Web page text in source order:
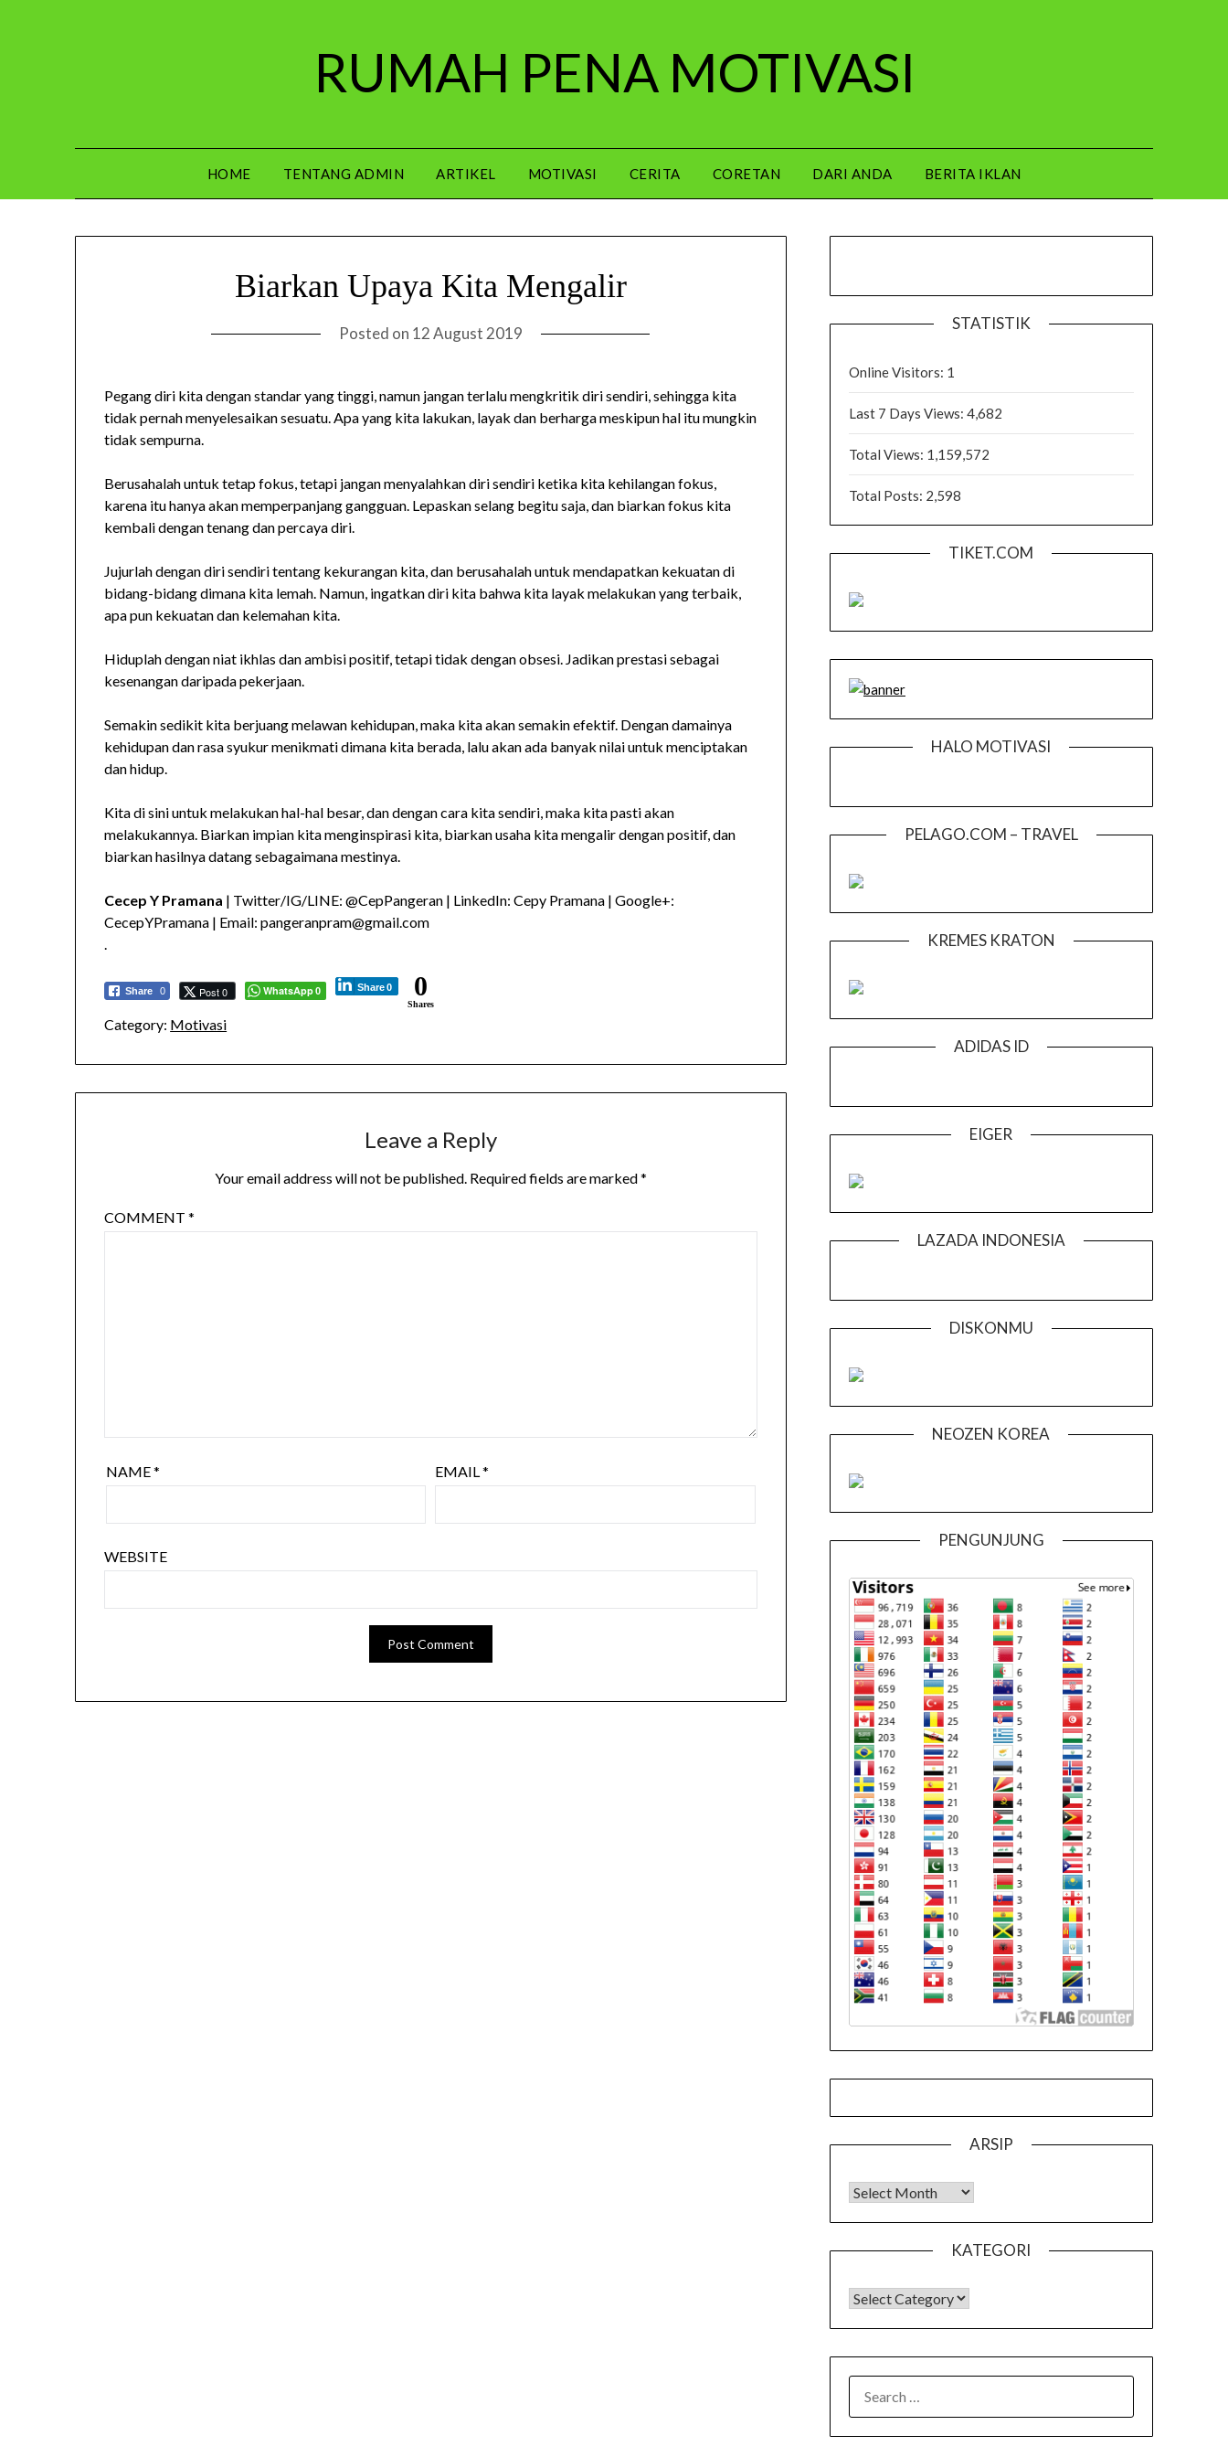
RUMAH PENA MOTIVASI
HOME TENTANG ADMIN ARTIKEL MOTIVASI CERITA CORETAN DARI ANDA BERITA IKLAN
Biarkan Upaya Kita Mengalir
Posted on 12 August 2019
Pegang diri kita dengan standar yang tinggi, namun jangan terlalu mengkritik diri sendiri, sehingga kita
tidak pernah menyelesaikan sesuatu. Apa yang kita lakukan, layak dan berharga meskipun hal itu mungkin
tidak sempurna.
Berusahalah untuk tetap fokus, tetapi jangan menyalahkan diri sendiri ketika kita kehilangan fokus,
karena itu hanya akan memperpanjang gangguan. Lepaskan selang begitu saja, dan biarkan fokus kita
kembali dengan tenang dan percaya diri.
Jujurlah dengan diri sendiri tentang kekurangan kita, dan berusahalah untuk mendapatkan kekuatan di
bidang-bidang dimana kita lemah. Namun, ingatkan diri kita bahwa kita layak melakukan yang terbaik,
apa pun kekuatan dan kelemahan kita.
Hiduplah dengan niat ikhlas dan ambisi positif, tetapi tidak dengan obsesi. Jadikan prestasi sebagai
kesenangan daripada pekerjaan.
Semakin sedikit kita berjuang melawan kehidupan, maka kita akan semakin efektif. Dengan damainya
kehidupan dan rasa syukur menikmati dimana kita berada, lalu akan ada banyak nilai untuk menciptakan
dan hidup.
Kita di sini untuk melakukan hal-hal besar, dan dengan cara kita sendiri, maka kita pasti akan
melakukannya. Biarkan impian kita menginspirasi kita, biarkan usaha kita mengalir dengan positif, dan
biarkan hasilnya datang sebagaimana mestinya.
Cecep Y Pramana | Twitter/IG/LINE: @CepPangeran | LinkedIn: Cepy Pramana | Google+:
CecepYPramana | Email: pangeranpram@gmail.com
.
Share 0 Post 0 WhatsApp0 Share0 0
Shares
Category: Motivasi
Leave a Reply
Your email address will not be published. Required fields are marked*
COMMENT*
NAME* EMAIL*
WEBSITE
STATISTIK
Online Visitors: 1
Last 7 Days Views: 4,682
Total Views: 1,159,572
Total Posts: 2,598
TIKET.COM
HALO MOTIVASI
PELAGO.COM – TRAVEL
KREMES KRATON
ADIDAS ID
EIGER
LAZADA INDONESIA
DISKONMU
NEOZEN KOREA
PENGUNJUNG
ARSIP
Arsip
KATEGORI
KATEGORI
FOR: